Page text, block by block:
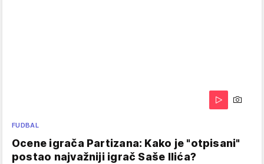
FUDBAL
Ocene igrača Partizana: Kako je "otpisani"
postao najvažniji igrač Saše Ilića?